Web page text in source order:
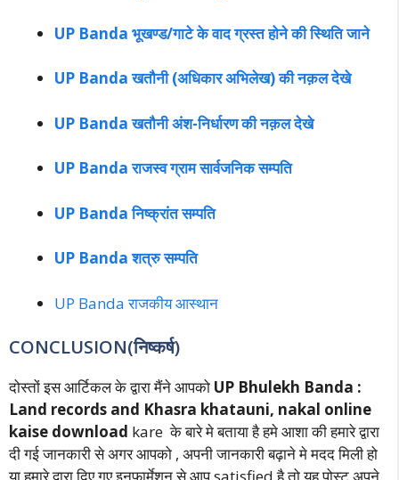
UP Banda भूखण्ड/गाटे के वाद ग्रस्त होने की स्थिति जाने
UP Banda खतौनी (अधिकार अभिलेख) की नक़ल देखे
UP Banda खतौनी अंश-निर्धारण की नक़ल देखे
UP Banda राजस्व ग्राम सार्वजनिक सम्पति
UP Banda निष्क्रांत सम्पति
UP Banda शत्रु सम्पति
UP Banda राजकीय आस्थान
CONCLUSION(निष्कर्ष)
दोस्तों इस आर्टिकल के द्वारा मैंने आपको UP Bhulekh Banda :
Land records and Khasra khatauni, nakal online
kaise download kare के बारे मे बताया है हमे आशा की हमारे द्वारा
दी गई जानकारी से अगर आपको , अपनी जानकारी बढ़ाने मे मदद मिली हो